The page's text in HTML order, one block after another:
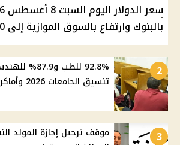
بالبنوك وارتفاع بالسوق الموازية إلى 50.30 جنيه
2
92.8% للطب
تنسيق الجامعات 2026 وأماكن المرحلة الثانية
3